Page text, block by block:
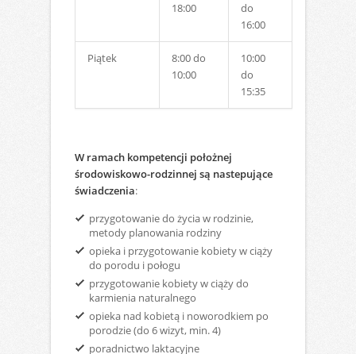
18:00
do
16:00
Piątek
8:00 do
10:00
10:00
do
15:35
W ramach kompetencji położnej
środowiskowo-rodzinnej są nastepujące
świadczenia:
przygotowanie do życia w rodzinie,
metody planowania rodziny
opieka i przygotowanie kobiety w ciąży
do porodu i połogu
przygotowanie kobiety w ciąży do
karmienia naturalnego
opieka nad kobietą i noworodkiem po
porodzie (do 6 wizyt, min. 4)
poradnictwo laktacyjne